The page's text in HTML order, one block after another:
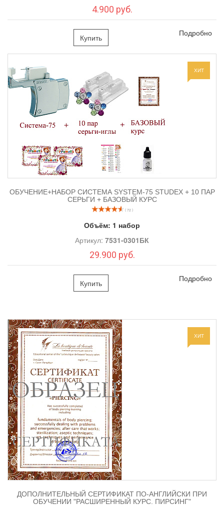
4.900 руб.
Купить Подробно
ХИТ
ОБУЧЕНИЕ+НАБОР СИСТЕМА SYSTEM-75 STUDEX + 10 ПАР
СЕРЬГИ + БАЗОВЫЙ КУРС
( 72 )
Объём: 1 набор
Артикул: 7531-0301БК
29.900 руб.
Купить Подробно
ХИТ
ДОПОЛНИТЕЛЬНЫЙ СЕРТИФИКАТ ПО-АНГЛИЙСКИ ПРИ
ОБУЧЕНИИ "РАСШИРЕННЫЙ КУРС. ПИРСИНГ"